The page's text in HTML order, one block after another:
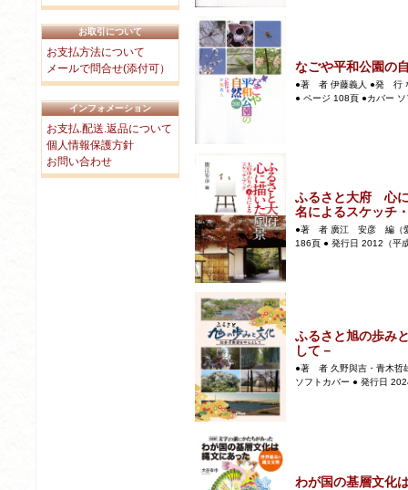
お取引について
お支払方法について
メールで問合せ(添付可）
インフォメーション
お支払.配送.返品について
個人情報保護方針
お問い合わせ
なごや平和公園の
●著 者 伊藤義人 ●発 行
● ページ 108頁 ●カバー
ふるさと大府 心
名によるスケッチ
●著 者 廣江 安彦 編（愛
186頁 ● 発行日 2012（
ふるさと旭の歩み
して－
●著 者 久野與吉・青木哲
ソフトカバー ● 発行日
わが国の基層文化